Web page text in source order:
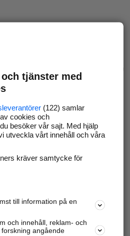
tjänster med
(122) samlar
cookies och
besöker vår sajt. Med hjälp
utveckla vårt innehåll och våra
kräver samtycke för
till information på en
och innehåll, reklam- och
angående